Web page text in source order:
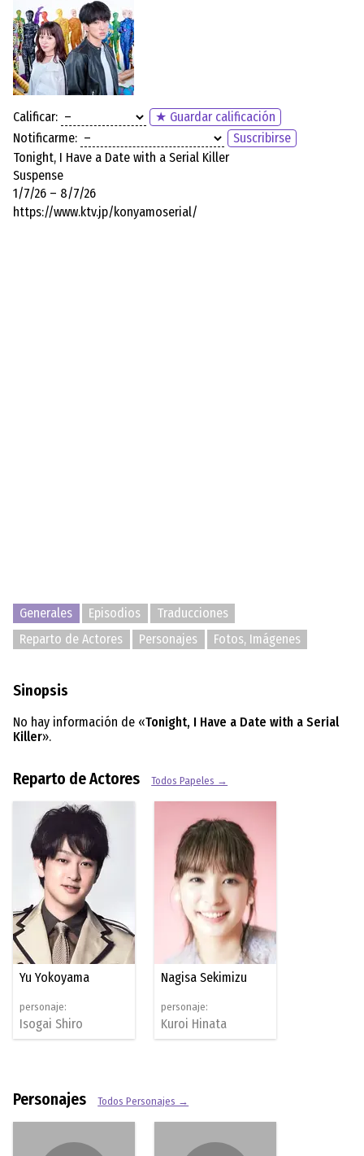
Calificar:
★ Guardar calificación
Notificarme:
Suscribirse
Tonight, I Have a Date with a Serial Killer
Suspense
1/7/26 – 8/7/26
https://www.ktv.jp/konyamoserial/
Generales Episodios
Traducciones
Reparto de Actores
Personajes Fotos, Imágenes
Sinopsis
No hay información de «Tonight, I Have a Date with a Serial
Killer».
Reparto de Actores Todos Papeles →
Yu Yokoyama
personaje:
Isogai Shiro
Nagisa Sekimizu
personaje:
Kuroi Hinata
Personajes Todos Personajes →